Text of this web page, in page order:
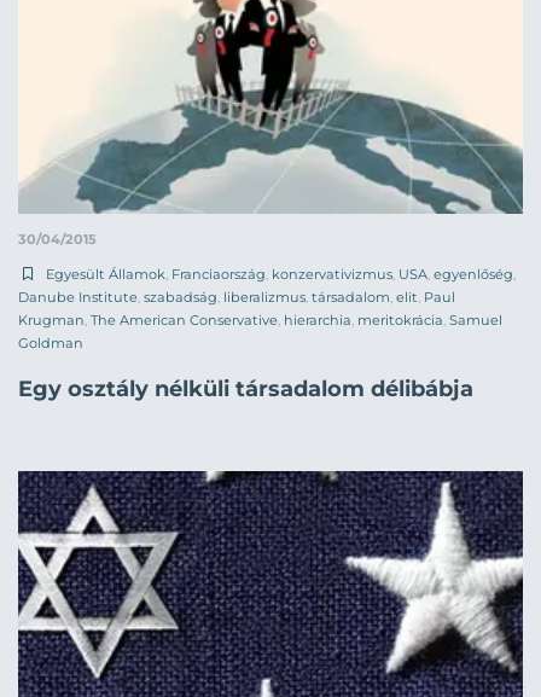
30/04/2015
Egyesült Államok Franciaország konzervativizmus USA egyenlőség
Danube Institute szabadság liberalizmus társadalom elit Paul
Krugman The American Conservative hierarchia meritokrácia Samuel
Goldman
Egy osztály nélküli társadalom délibábja